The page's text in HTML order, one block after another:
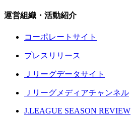
運営組織・活動紹介
コーポレートサイト
プレスリリース
Ｊリーグデータサイト
Ｊリーグメディアチャンネル
J.LEAGUE SEASON REVIEW